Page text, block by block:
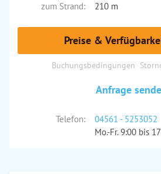
zum Strand:
210 m
Preise &
Buchungsbedingungen
Anfrage
Telefon:
04561 - 5253052
Mo.-Fr. 9:00 bis